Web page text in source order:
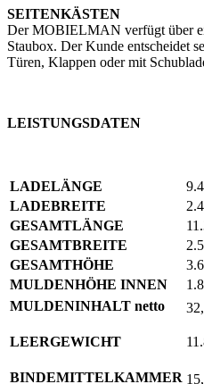
SEITENKÄSTEN
Der MOBIELMAN verfügt über
Staubox. Der Kunde entscheidet
Türen, Klappen oder mit
LEISTUNGSDATEN
LADELÄNGE
LADEBREITE
GESAMTLÄNGE
GESAMTBREITE
GESAMTHÖHE
MULDENHÖHE INNEN
MULDENINHALT netto
LEERGEWICHT
BINDEMITTELKAMMER